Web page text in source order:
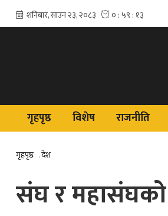
गृहपृष्ठ विशेष राजनीति
गृहपृष्ठ .देश
संघ र